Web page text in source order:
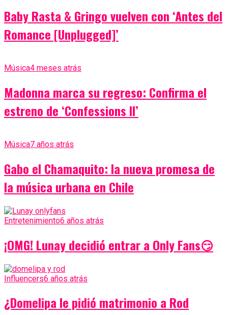
Baby Rasta & Gringo vuelven con ‘Antes del
Romance [Unplugged]’
Música4 meses atrás
Madonna marca su regreso: Confirma el
estreno de ‘Confessions II’
Música7 años atrás
Gabo el Chamaquito: la nueva promesa de
la música urbana en Chile
Entretenimiento6 años atrás
¡OMG! Lunay decidió entrar a Only Fans😏
Influencers6 años atrás
¿Domelipa le pidió matrimonio a Rod